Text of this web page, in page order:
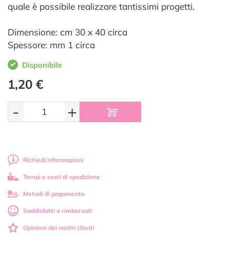
quale è possibile realizzare tantissimi progetti.
Dimensione: cm 30 x 40 circa
Spessore: mm 1 circa
Disponibile
1,20 €
- +
Richiedi informazioni
Tempi e costi di spedizione
Metodi di pagamento
Soddisfatti o rimborsati
Opinioni dei nostri clienti